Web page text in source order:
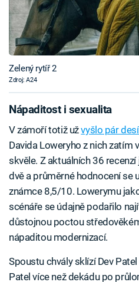
Zelený rytíř 2
Zdroj: A24
Nápaditost i sexualita
V zámoří totiž užvyšlo pár
Davida Loweryho z nich zatím
skvěle. Z aktuálních 36
dvě a průměrné hodnocení se
známce 8,5/10. Lowerymu
scénáře se údajně podařilo
důstojnou poctou
nápaditou modernizací.
Spoustu chvály sklízí Dev
Patel více než dekádu po